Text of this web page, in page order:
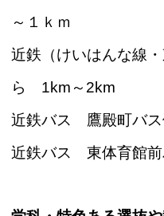
～１ｋｍ
近鉄（けいはんな線
ら 1km～2km
近鉄バス 鷹殿町バス
近鉄バス 東体育館前